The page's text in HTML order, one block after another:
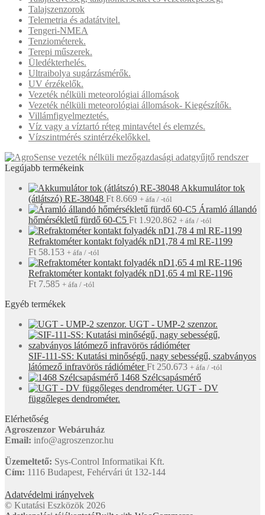
Talajszenzorok
Telemetria és adatátvitel.
Tengeri-NMEA
Tenziométerek.
Terepi műszerek.
Üledékterhelés.
Ultraibolya sugárzásmérők.
UV érzékelők.
Vezeték nélküli meteorológiai állomások
Vezeték nélküli meteorológiai állomások- Kiegészítők.
Villámfigyelmeztetés.
Víz vagy a víztartó réteg mintavétel és elemzés.
Vízszintmérés szintérzékelőkkel.
Legújabb termékeink
Akkumulátor tok
(átlátszó) RE-38048 Ft 8.669 + áfa / -tól
Áramló állandó
hőmérsékletű fürdő 60-C5 Ft 1.920.862 + áfa / -tól
Refraktométer kontakt folyadék nD1,78 4 ml RE-1199
Ft 58.153 + áfa / -tól
Refraktométer kontakt folyadék nD1,65 4 ml RE-1196
Ft 7.585 + áfa / -tól
Egyéb termékek
UGT - UMP-2 szenzor.
SIF-111-SS: Kutatási minőségű, nagy sebességű, szabványos
látómező infravörös rádióméter Ft 250.673 + áfa / -tól
1468 Szélcsapásmérő
UGT - DV
függőleges dendrométer.
Elérhetőség
Agroszenzor Webáruház
Email: info@agroszenzor.hu
Üzemeltető: Sys-Control Informatikai Kft.
Cím: 1116 Budapest, Fehérvári út 132-144
Adatvédelmi irányelvek
© Kutatási Eszközök 2026